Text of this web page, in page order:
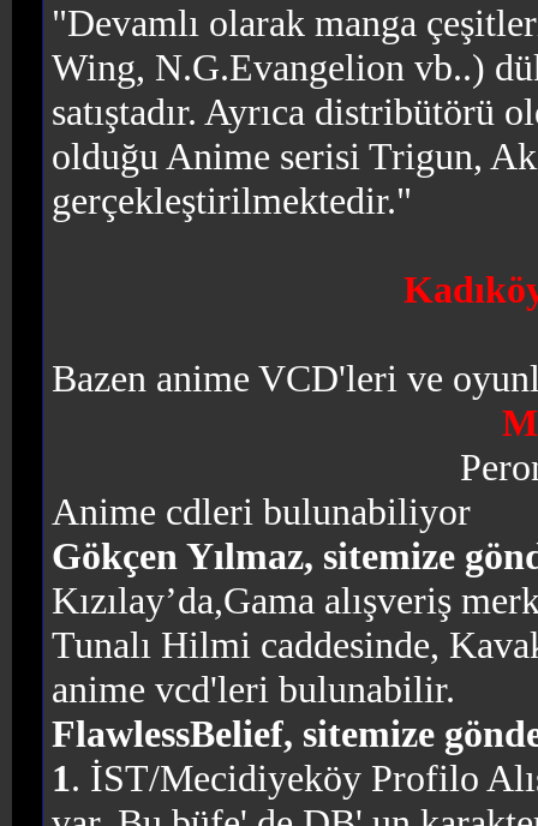
"Devamlı olarak manga
Wing, N.G.Evangelion vb..)
satıştadır. Ayrıca distribütörü
olduğu Anime serisi Trigun,
gerçekleştirilmektedir."
Bazen anime VCD'leri ve
Anime cdleri bulunabiliyor
Gökçen Yılmaz, sitemize
Kızılay’da,Gama alışveriş
Tunalı Hilmi caddesinde,
anime vcd'leri bulunabilir.
FlawlessBelief, sitemize
1. İST/Mecidiyeköy Profilo